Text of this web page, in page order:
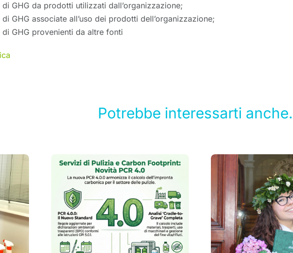
GHG da prodotti utilizzati dall’organizzazione;
GHG associate all’uso dei prodotti dell’organizzazione;
GHG provenienti da altre fonti
Potrebbe interessarti